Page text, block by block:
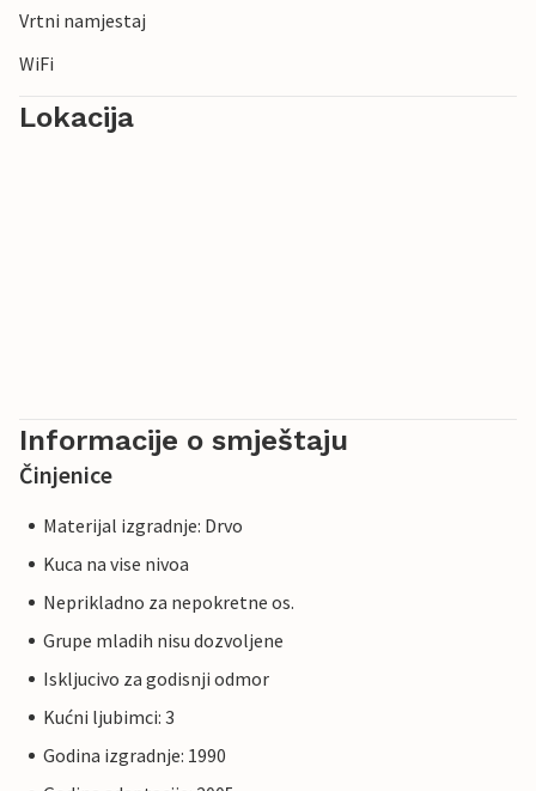
Vrtni namjestaj
WiFi
Lokacija
Informacije o smještaju
Činjenice
Materijal izgradnje: Drvo
Kuca na vise nivoa
Neprikladno za nepokretne os.
Grupe mladih nisu dozvoljene
Iskljucivo za godisnji odmor
Kućni ljubimci: 3
Godina izgradnje: 1990